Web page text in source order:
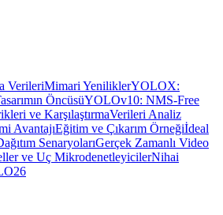
VerileriMimari YeniliklerYOLOX:
ÖncüsüYOLOv10: NMS-Free
ve KarşılaştırmaVerileri Analiz
AvantajıEğitim ve Çıkarım Örneğiİdeal
SenaryolarıGerçek Zamanlı Video
ve Uç MikrodenetleyicilerNihai